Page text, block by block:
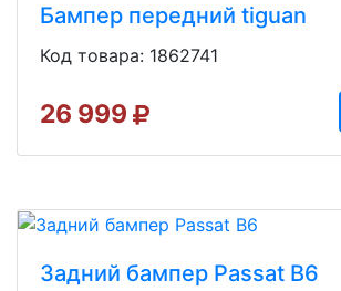
Бампер передний tiguan
Код товара: 1862741
26 999
Задний бампер Passat B6